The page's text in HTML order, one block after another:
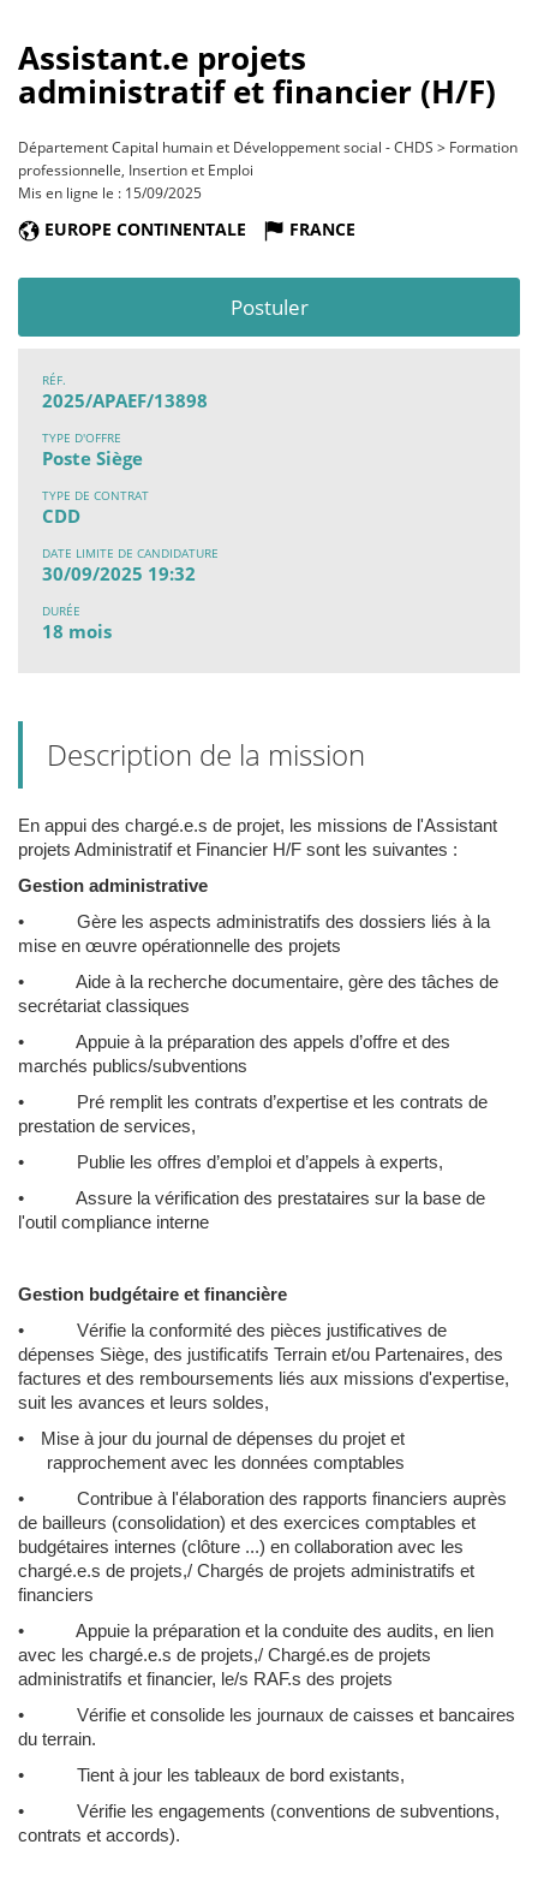
Assistant.e projets
administratif et financier (H/F)
Département Capital humain et Développement social - CHDS > Formation
professionnelle, Insertion et Emploi
Mis en ligne le : 15/09/2025
EUROPE CONTINENTALE FRANCE
Postuler
RÉF.
2025/APAEF/13898
TYPE D'OFFRE
Poste Siège
TYPE DE CONTRAT
CDD
DATE LIMITE DE CANDIDATURE
30/09/2025 19:32
DURÉE
18 mois
Description de la mission
En appui des chargé.e.s de projet, les missions de l'Assistant
projets Administratif et Financier H/F sont les suivantes :
Gestion administrative
• Gère les aspects administratifs des dossiers liés à la
mise en œuvre opérationnelle des projets
• Aide à la recherche documentaire, gère des tâches de
secrétariat classiques
• Appuie à la préparation des appels d’offre et des
marchés publics/subventions
• Pré remplit les contrats d’expertise et les contrats de
prestation de services,
• Publie les offres d’emploi et d’appels à experts,
• Assure la vérification des prestataires sur la base de
l'outil compliance interne
Gestion budgétaire et financière
• Vérifie la conformité des pièces justificatives de
dépenses Siège, des justificatifs Terrain et/ou Partenaires, des
factures et des remboursements liés aux missions d'expertise,
suit les avances et leurs soldes,
•
Mise à jour du journal de dépenses du projet et
rapprochement avec les données comptables
• Contribue à l'élaboration des rapports financiers auprès
de bailleurs (consolidation) et des exercices comptables et
budgétaires internes (clôture ...) en collaboration avec les
chargé.e.s de projets,/ Chargés de projets administratifs et
financiers
• Appuie la préparation et la conduite des audits, en lien
avec les chargé.e.s de projets,/ Chargé.es de projets
administratifs et financier, le/s RAF.s des projets
• Vérifie et consolide les journaux de caisses et bancaires
du terrain.
• Tient à jour les tableaux de bord existants,
• Vérifie les engagements (conventions de subventions,
contrats et accords).